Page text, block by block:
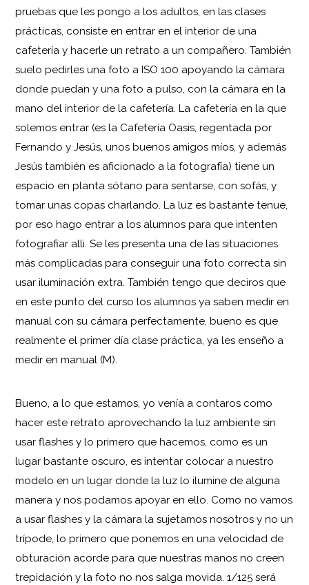
pruebas que les pongo a los adultos, en las clases
prácticas, consiste en entrar en el interior de una
cafetería y hacerle un retrato a un compañero. También
suelo pedirles una foto a ISO 100 apoyando la cámara
donde puedan y una foto a pulso, con la cámara en la
mano del interior de la cafetería. La cafetería en la que
solemos entrar (es la Cafetería Oasis, regentada por
Fernando y Jesús, unos buenos amigos míos, y además
Jesús también es aficionado a la fotografía) tiene un
espacio en planta sótano para sentarse, con sofás, y
tomar unas copas charlando. La luz es bastante tenue,
por eso hago entrar a los alumnos para que intenten
fotografiar alli. Se les presenta una de las situaciones
más complicadas para conseguir una foto correcta sin
usar iluminación extra. También tengo que deciros que
en este punto del curso los alumnos ya saben medir en
manual con su cámara perfectamente, bueno es que
realmente el primer día clase práctica, ya les enseño a
medir en manual (M).
Bueno, a lo que estamos, yo venía a contaros como
hacer este retrato aprovechando la luz ambiente sin
usar flashes y lo primero que hacemos, como es un
lugar bastante oscuro, es intentar colocar a nuestro
modelo en un lugar donde la luz lo ilumine de alguna
manera y nos podamos apoyar en ello. Como no vamos
a usar flashes y la cámara la sujetamos nosotros y no un
trípode, lo primero que ponemos en una velocidad de
obturación acorde para que nuestras manos no creen
trepidación y la foto no nos salga movida. 1/125 será